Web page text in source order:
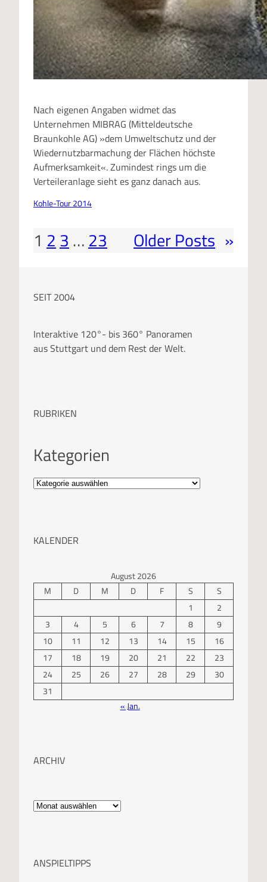
Nach eigenen Angaben widmet das
Unternehmen MIBRAG (Mitteldeutsche
Braunkohle AG) »dem Umweltschutz und der
Wiedernutzbarmachung der Flächen höchste
Aufmerksamkeit«. Zumindest rings um die
Verteileranlage sieht es ganz danach aus.
Kohle-Tour 2014
1 2 3 … 23 Older Posts »
SEIT 2004
Interaktive 120°- bis 360° Panoramen
aus Stuttgart und dem Rest der Welt.
RUBRIKEN
Kategorien
KALENDER
August 2026
M
D M D F S
S
1
2
3
4 5 6 7 8
9
10
11 12 13 14 15
16
17
18 19 20 21 22
23
24
25 26 27 28 29
30
31
« Jan.
ARCHIV
A
ANSPIELTIPPS